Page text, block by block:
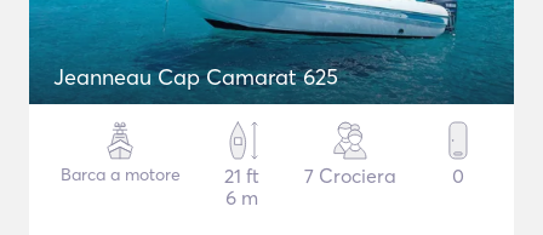
Jeanneau Cap Camarat 625
Barca a motore
21 ft
6 m
7 Crociera 0